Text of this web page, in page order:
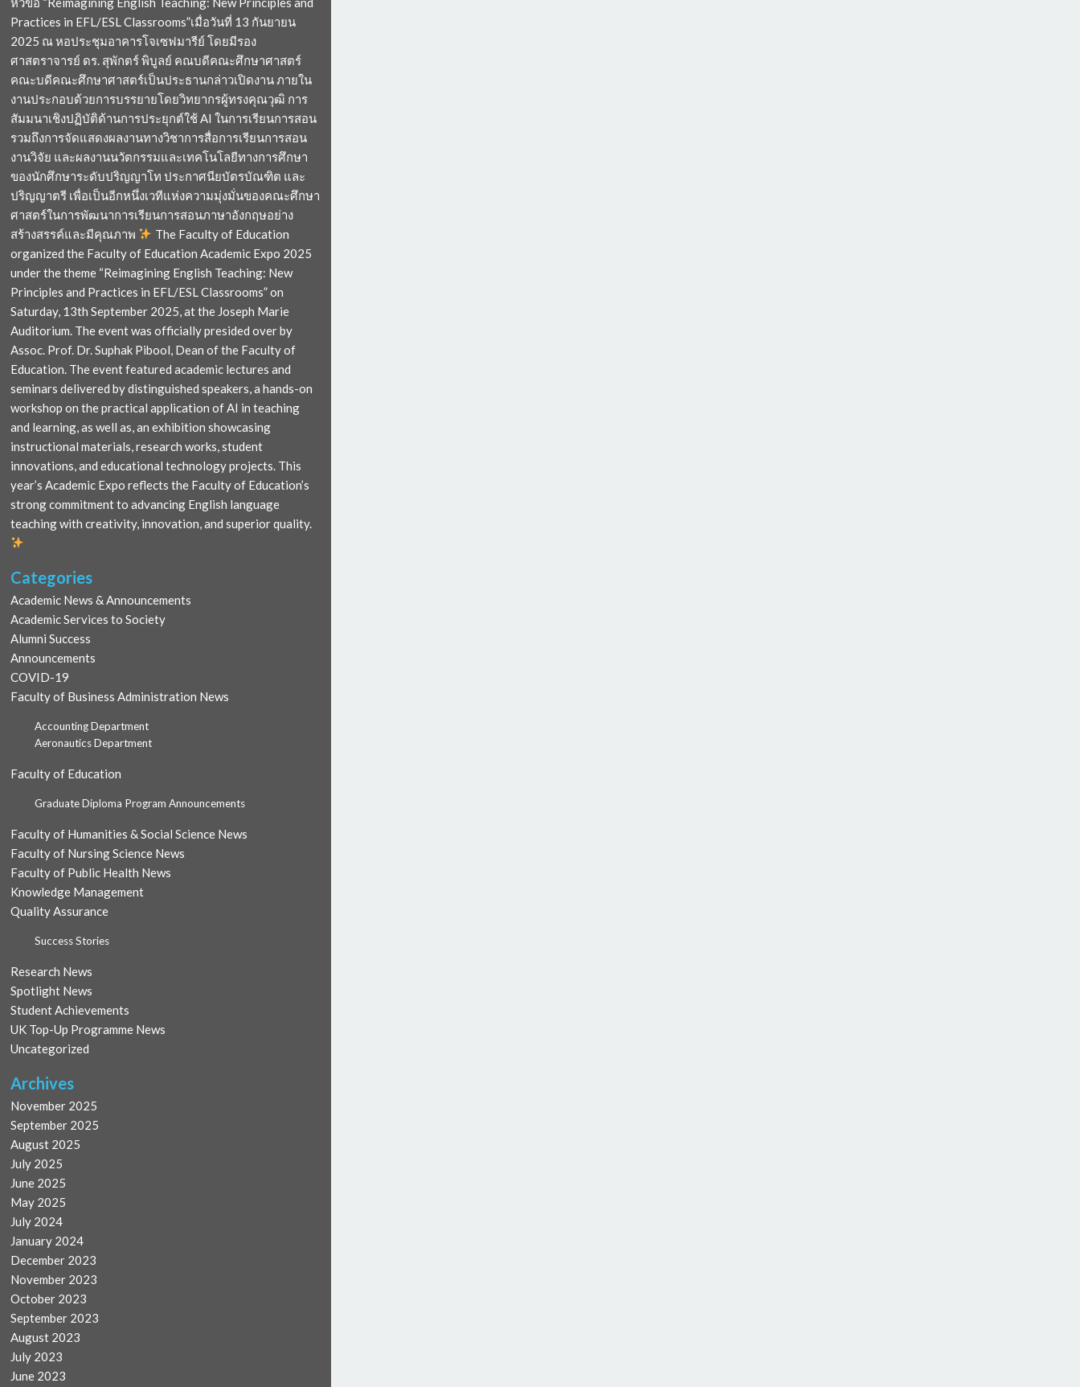
Practices in EFL/ESL Classrooms”เมื่อวันที่ 13 กันยายน
2025 ณ หอประชุมอาคารโจเซฟมารีย์ โดยมีรอง
ศาสตราจารย์ ดร. สุพักตร์ พิบูลย์ คณบดีคณะศึกษาศาสตร์
คณะบดีคณะศึกษาศาสตร์เป็นประธานกล่าวเปิดงาน ภายใน
งานประกอบด้วยการบรรยายโดยวิทยากรผู้ทรงคุณวุฒิ การ
สัมมนาเชิงปฏิบัติด้านการประยุกต์ใช้ AI ในการเรียนการสอน
รวมถึงการจัดแสดงผลงานทางวิชาการสื่อการเรียนการสอน
งานวิจัย และผลงานนวัตกรรมและเทคโนโลยีทางการศึกษา
ของนักศึกษาระดับปริญญาโท ประกาศนียบัตรบัณฑิต และ
ปริญญาตรี เพื่อเป็นอีกหนึ่งเวทีแห่งความมุ่งมั่นของคณะศึกษา
ศาสตร์ในการพัฒนาการเรียนการสอนภาษาอังกฤษอย่าง
สร้างสรรค์และมีคุณภาพ
The Faculty of Education
organized the Faculty of Education Academic Expo 2025
under the theme “Reimagining English Teaching: New
Principles and Practices in EFL/ESL Classrooms” on
Saturday, 13th September 2025, at the Joseph Marie
Auditorium. The event was officially presided over by
Assoc. Prof. Dr. Suphak Pibool, Dean of the Faculty of
Education. The event featured academic lectures and
seminars delivered by distinguished speakers, a hands-on
workshop on the practical application of AI in teaching
and learning, as well as, an exhibition showcasing
instructional materials, research works, student
innovations, and educational technology projects. This
year’s Academic Expo reflects the Faculty of Education’s
strong commitment to advancing English language
teaching with creativity, innovation, and superior quality.
Categories
Academic News & Announcements
Academic Services to Society
Alumni Success
Announcements
COVID-19
Faculty of Business Administration News
Accounting Department
Aeronautics Department
Faculty of Education
Graduate Diploma Program Announcements
Faculty of Humanities & Social Science News
Faculty of Nursing Science News
Faculty of Public Health News
Knowledge Management
Quality Assurance
Success Stories
Research News
Spotlight News
Student Achievements
UK Top-Up Programme News
Uncategorized
Archives
November 2025
September 2025
August 2025
July 2025
June 2025
May 2025
July 2024
January 2024
December 2023
November 2023
October 2023
September 2023
August 2023
July 2023
June 2023